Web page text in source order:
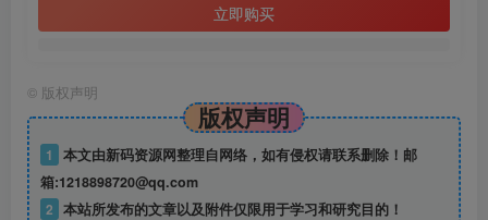
立即购买
© 版权声明
版权声明
1
本文由新码资源网整理自网络，如有侵权请联系删除！邮
箱:1218898720@qq.com
2 本站所发布的文章以及附件仅限用于学习和研究目的！